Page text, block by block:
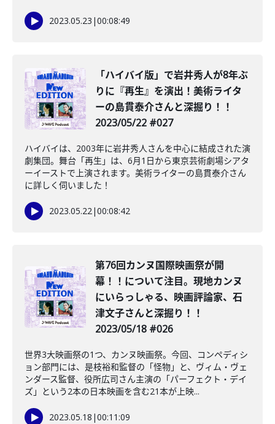
2023.05.23 |00:08:49
「ハイバイ版」で岩井秀人が8年ぶ
りに『再生』を演出！美術ライタ
ーの島貫泰介さんと深掘り！！
2023/05/22 #027
ハイバイは、2003年に岩井秀人さんを中心に結成された演
劇集団。舞台「再生」は、6月1日から東京芸術劇場シアタ
ーイーストで上演されます。美術ライターの島貫泰介さん
に詳しく伺いました！
2023.05.22|00:08:42
第76回カンヌ国際映画祭が開
幕！！について注目。現地カンヌ
にいらっしゃる、映画評論家、石
津文子さんと深掘り！！
2023/05/18 #026
世界3大映画祭の1つ、カンヌ映画祭。今回、コンペディシ
ョン部門には、是枝裕和監督の「怪物」と、ヴィム・ヴェ
ンダース監督、役所広司さん主演の「パーフェクト・デイ
ズ」という2本の日本映画を含む21本が上映...
2023.05.18 |00:11:09